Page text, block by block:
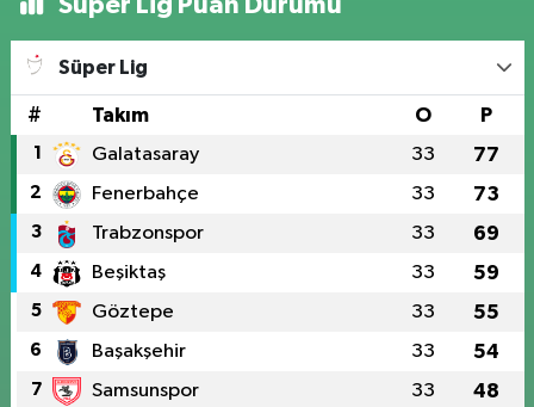
Süper Lig
# Takım O P
1 Galatasaray 33 77
2 Fenerbahçe 33 73
3 Trabzonspor 33 69
4 Beşiktaş 33 59
5 Göztepe 33 55
6 Başakşehir 33 54
7 Samsunspor 33 48